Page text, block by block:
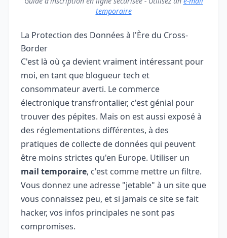
temporaire
La Protection des Données à l'Ère du Cross-
Border
C'est là où ça devient vraiment intéressant pour
moi, en tant que blogueur tech et
consommateur averti. Le commerce
électronique transfrontalier, c'est génial pour
trouver des pépites. Mais on est aussi exposé à
des réglementations différentes, à des
pratiques de collecte de données qui peuvent
être moins strictes qu'en Europe. Utiliser un
mail temporaire, c'est comme mettre un filtre.
Vous donnez une adresse "jetable" à un site que
vous connaissez peu, et si jamais ce site se fait
hacker, vos infos principales ne sont pas
compromises.